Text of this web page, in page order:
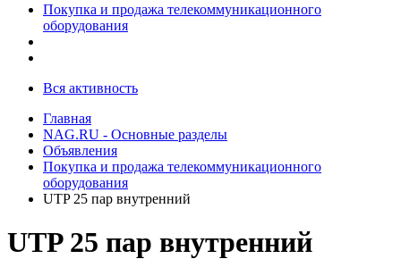
Покупка и продажа телекоммуникационного
оборудования
Вся активность
Главная
NAG.RU - Основные разделы
Объявления
Покупка и продажа телекоммуникационного
оборудования
UTP 25 пар внутренний
UTP 25 пар внутренний